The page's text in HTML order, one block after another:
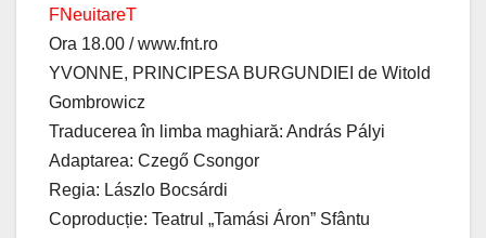
FNeuitareT
Ora 18.00 / www.fnt.ro
YVONNE, PRINCIPESA BURGUNDIEI de Witold
Gombrowicz
Traducerea în limba maghiară: András Pályi
Adaptarea: Czegő Csongor
Regia: Lászlo Bocsárdi
Coproducție: Teatrul „Tamási Áron” Sfântu